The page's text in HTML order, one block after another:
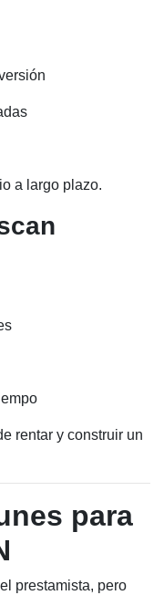
a largo plazo.
rentar y construir un
para
prestamista, pero